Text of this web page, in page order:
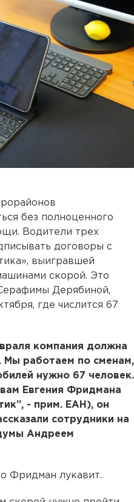
без полноценного
Водители трех
договоры с
выигравшей
скорой. Это
Дерябиной,
где числится 67
компания должна
Мы работаем по сменам,
нужно 67 человек.
Евгения Фридмана
- прим. ЕАН), он
сотрудники на
Андреем
Фридман лукавит.